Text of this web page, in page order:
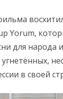
Yorum,
для народа и
в своей